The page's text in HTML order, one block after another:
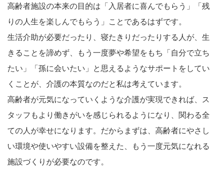
高齢者施設の本来の目的は「入居者に喜んでもらう」「残
りの人生を楽しんでもらう」ことであるはずです。
生活介助が必要だったり、寝たきりだったりする人が、生
きることを諦めず、もう一度夢や希望をもち「自分で立ち
たい」「孫に会いたい」と思えるようなサポートをしてい
くことが、介護の本質なのだと私は考えています。
高齢者が元気になっていくような介護が実現できれば、ス
タッフもより働きがいを感じられるようになり、関わる全
ての人が幸せになります。だからまずは、高齢者にやさし
い環境や使いやすい設備を整えた、もう一度元気になれる
施設づくりが必要なのです。